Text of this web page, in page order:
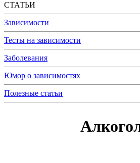
СТАТЬИ
Зависимости
Тесты на зависимости
Заболевания
Юмор о зависимостях
Полезные статьи